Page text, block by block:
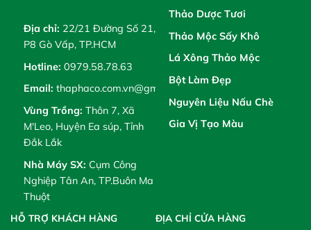
Địa chỉ: 22/21 Đường Số 21,
P8 Gò Vấp, TP.HCM
Hotline: 0979.58.78.63
Email: thaphaco.com.vn@gmail.com
Vùng Trồng: Thôn 7, Xã
M'Leo, Huyện Ea súp, Tỉnh
Đắk Lắk
Nhà Máy SX: Cụm Công
Nghiệp Tân An, TP.Buôn Ma
Thuột
Thảo Dược Tươi
Thảo Mộc Sấy Khô
Lá Xông Thảo Mộc
Bột Làm Đẹp
Nguyên Liệu Nấu Chè
Gia Vị Tạo Màu
HỖ TRỢ KHÁCH HÀNG ĐỊA CHỈ CỬA HÀNG